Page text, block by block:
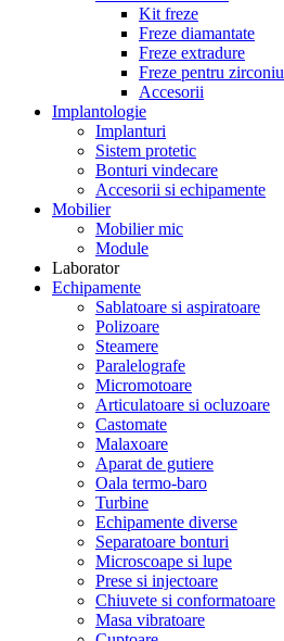
Kit freze
Freze diamantate
Freze extradure
Freze pentru zirconiu
Accesorii
Implantologie
Implanturi
Sistem protetic
Bonturi vindecare
Accesorii si echipamente
Mobilier
Mobilier mic
Module
Laborator
Echipamente
Sablatoare si aspiratoare
Polizoare
Steamere
Paralelografe
Micromotoare
Articulatoare si ocluzoare
Castomate
Malaxoare
Aparat de gutiere
Oala termo-baro
Turbine
Echipamente diverse
Separatoare bonturi
Microscoape si lupe
Prese si injectoare
Chiuvete si conformatoare
Masa vibratoare